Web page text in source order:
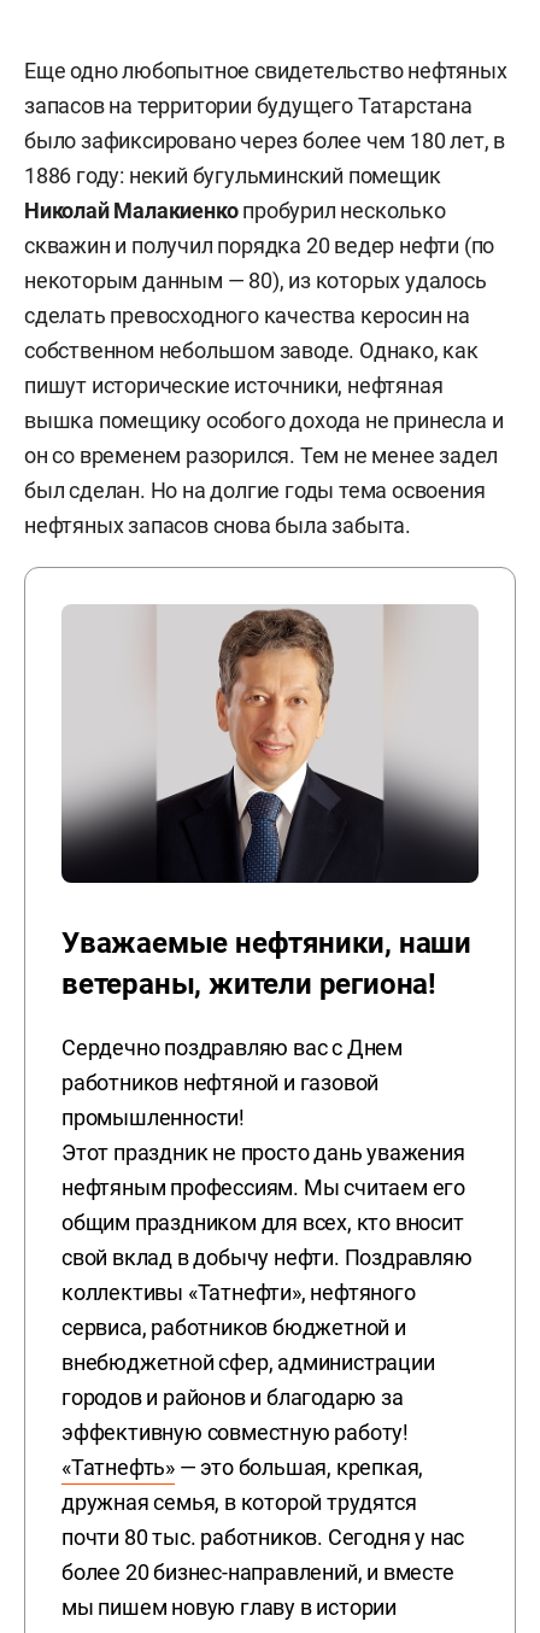
Еще одно любопытное свидетельство нефтяных
запасов на территории будущего Татарстана
было зафиксировано через более чем 180 лет, в
1886 году: некий бугульминский помещик
Николай Малакиенкопробурил несколько
скважин и получил порядка 20 ведер нефти (по
некоторым данным — 80), из которых удалось
сделать превосходного качества керосин на
собственном небольшом заводе. Однако, как
пишут исторические источники, нефтяная
вышка помещику особого дохода не принесла и
он со временем разорился. Тем не менее задел
был сделан. Но на долгие годы тема освоения
нефтяных запасов снова была забыта.
Уважаемые нефтяники, наши
ветераны, жители региона!
Сердечно поздравляю вас с Днем
работников нефтяной и газовой
промышленности!
Этот праздник не просто дань уважения
нефтяным профессиям. Мы считаем его
общим праздником для всех, кто вносит
свой вклад в добычу нефти. Поздравляю
коллективы «Татнефти», нефтяного
сервиса, работников бюджетной и
внебюджетной сфер, администрации
городов и районов и благодарю за
эффективную совместную работу!
«Татнефть» — это большая, крепкая,
дружная семья, в которой трудятся
почти 80 тыс. работников. Сегодня у нас
более 20 бизнес-направлений, и вместе
мы пишем новую главу в истории